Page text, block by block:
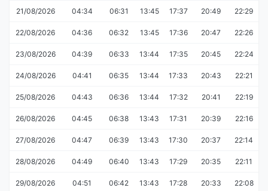
21/08/2026 04:34 06:31 13:45 17:37 20:49 22:29
22/08/2026 04:36 06:32 13:45 17:36 20:47 22:26
23/08/2026 04:39 06:33 13:44 17:35 20:45 22:24
24/08/2026 04:41 06:35 13:44 17:33 20:43 22:21
25/08/2026 04:43 06:36 13:44 17:32 20:41 22:19
26/08/2026 04:45 06:38 13:43 17:31 20:39 22:16
27/08/2026 04:47 06:39 13:43 17:30 20:37 22:14
28/08/2026 04:49 06:40 13:43 17:29 20:35 22:11
29/08/2026 04:51 06:42 13:43 17:28 20:33 22:08